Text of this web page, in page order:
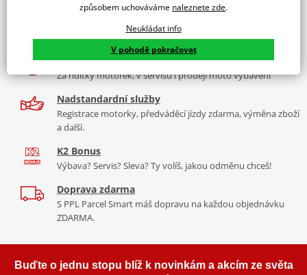
Řetězová sada - Řetěz EK, řada SRO6, těsněný O-kroužkem.
Ocelové kolečko a rozeta SUPERSPROX.
Řetěz 520 SRO6
pádem je nejvhodnější pro úzká vodítka řetězů sportovních endur
nebo motokrosek. Je zároveň nejlehčí a nejpevnější a jako jediný
na trhu má ZST.
KTM 390 Duke, Honda CB 500 F, Yamaha R3
Kvalitní O-kroužkový řetěz sedí na podobné motorky jako DEX
řada, ale větší kubatury. Je vyroben z o něco kvalitnějších
2x multibrand showroom
9 značek motocyklů, servis, oblečení, doplňky i náhradní
díly, to vše v Praze a Liberci
Více než 30 let zkušeností
Za řídítky motorek, v servisu i prodeji moto vybavení
Nadstandardní služby
Registrace motorky, předváděcí jízdy zdarma, výměna zboží
a další.
K2 Bonus
Výbava? Servis? Sleva? Ty volíš, jakou odměnu chceš!
Doprava zdarma
S PPL Parcel Smart máš dopravu na každou objednávku
ZDARMA.
Buďte o jednu stopu blíž k novinkám a akcím ze světa
způsobem uchováváme naleznete zde.
Neukládat info
V pohodě pokračovat